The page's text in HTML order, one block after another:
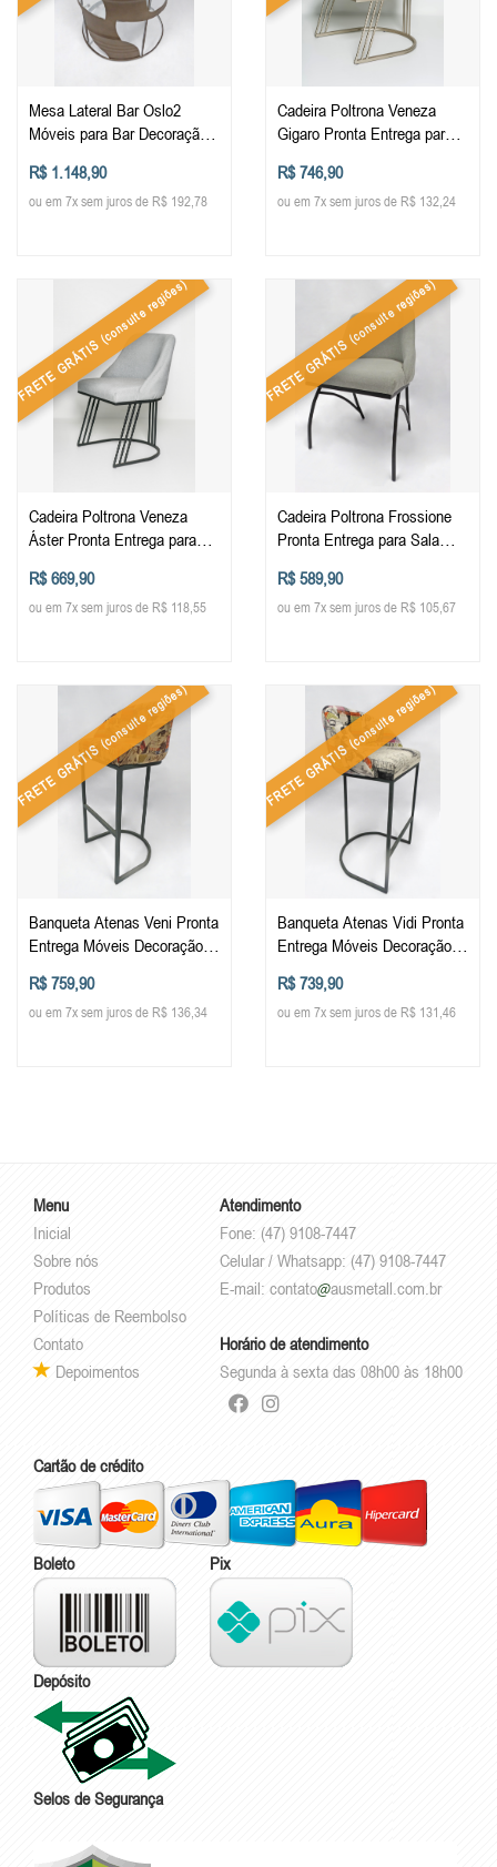
Mesa Lateral Bar Oslo2
Móveis para Bar Decoração
Contemporâneo Originalidade
R$ 1.148,90
ou em 7x sem juros de R$ 192,78
Cadeira Poltrona Veneza
Gigaro Pronta Entrega para
Descanso Mesa Decorativa
em Metal Móveis Decoração
R$ 746,90
ou em 7x sem juros de R$ 132,24
FRETE GRÁTIS
(consulte regiões)
Cadeira Poltrona Veneza
Áster Pronta Entrega para
Descanso Mesa Decorativa
em Metal Móveis Decoração
R$ 669,90
ou em 7x sem juros de R$ 118,55
FRETE GRÁTIS
(consulte regiões)
Cadeira Poltrona Frossione
Pronta Entrega para Sala
Mesa Decorativa em Metal
Móveis Decoração
R$ 589,90
ou em 7x sem juros de R$ 105,67
FRETE GRÁTIS
(consulte regiões)
Banqueta Atenas Veni Pronta
Entrega Móveis Decoração
Bistro Estofada Alta
R$ 759,90
ou em 7x sem juros de R$ 136,34
FRETE GRÁTIS
(consulte regiões)
Banqueta Atenas Vidi Pronta
Entrega Móveis Decoração
Bistro Estofada Alta
R$ 739,90
ou em 7x sem juros de R$ 131,46
Menu
Inicial
Sobre nós
Produtos
Políticas de Reembolso
Contato
Depoimentos
Atendimento
Fone: (47) 9108-7447
Celular / Whatsapp: (47) 9108-7447
E-mail: contato ausmetall.com.br
Horário de atendimento
Segunda à sexta das 08h00 às 18h00
Cartão de crédito
Boleto Pix
Depósito
Selos de Segurança